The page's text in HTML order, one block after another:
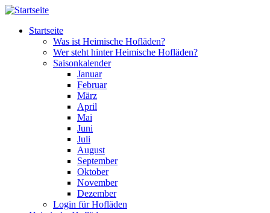
Direkt zum Inhalt
Startseite
Was ist Heimische Hofläden?
Wer steht hinter Heimische Hofläden?
Saisonkalender
Januar
Februar
März
April
Mai
Juni
Juli
August
September
Oktober
November
Dezember
Login für Hofläden